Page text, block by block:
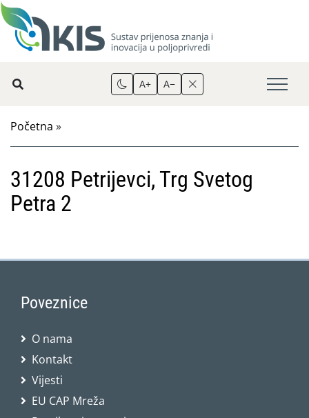
A+ A−
Početna »
31208 Petrijevci, Trg Svetog
Petra 2
Poveznice
O nama
Kontakt
Vijesti
EU CAP Mreža